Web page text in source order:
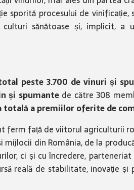
procesului de
sănătoase și, implicit, a
peste 3.700 de vinuri și
și spumantede către 308
totală a premiilor oferite de
ferm față de viitorul agriculturii
din România, de la
ci și cu încredere,
reală de stabilitate, inovație și